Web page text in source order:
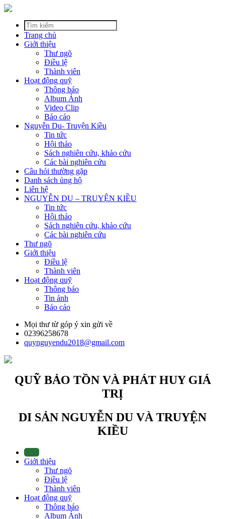
Trang chủ
Giới thiệu
Thư ngõ
Điều lệ
Thành viên
Hoạt động quỹ
Thông báo
Album Ảnh
Video Clip
Báo cáo
Nguyễn Du- Truyện Kiều
Tin tức
Hội thảo
Sách nghiên cứu, khảo cứu
Các bài nghiên cứu
Câu hỏi thường gặp
Danh sách ủng hộ
Liên hệ
NGUYỄN DU – TRUYỆN KIỀU
Tin tức
Hội thảo
Sách nghiên cứu, khảo cứu
Các bài nghiên cứu
Thư ngõ
Giới thiệu
Điều lệ
Thành viên
Hoạt động quỹ
Thông báo
Tin ảnh
Báo cáo
Mọi thư từ góp ý xin gửi về
02396258678
quynguyendu2018@gmail.com
QUỸ BẢO TỒN VÀ PHÁT HUY GIÁ
TRỊ
DI SẢN NGUYỄN DU VÀ TRUYỆN
KIỀU
Giới thiệu
Thư ngõ
Điều lệ
Thành viên
Hoạt động quỹ
Thông báo
Album Ảnh